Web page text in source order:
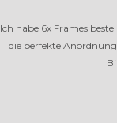
Ich habe 6x Frames
die perfekte